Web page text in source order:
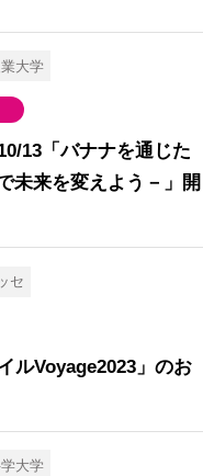
大学
13「バナナを通じた
未来を変えよう－」開
セ
ルVoyage2023」のお
大学